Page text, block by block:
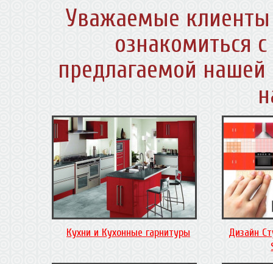
Уважаемые
ознакомиться
предлагаемой
Кухни и Кухонные гарнитуры
Дизайн